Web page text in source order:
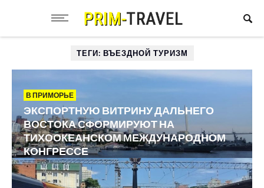
ТЕГИ: ВЪЕЗДНОЙ ТУРИЗМ
В ПРИМОРЬЕ
ЭКСПОРТНУЮ ВИТРИНУ ДАЛЬНЕГО
ВОСТОКА СФОРМИРУЮТ НА
ТИХООКЕАНСКОМ МЕЖДУНАРОДНОМ
КОНГРЕССЕ